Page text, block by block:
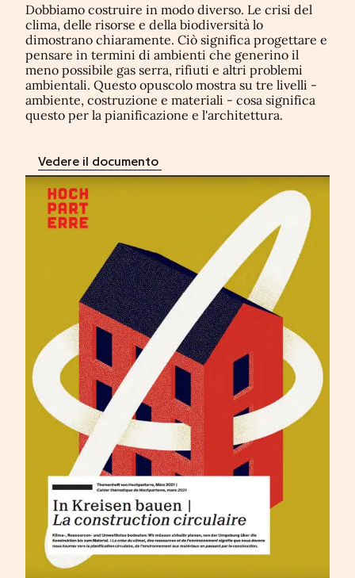
Dobbiamo costruire in modo diverso. Le crisi del
clima, delle risorse e della biodiversità lo
dimostrano chiaramente. Ciò significa progettare e
pensare in termini di ambienti che generino il
meno possibile gas serra, rifiuti e altri problemi
ambientali. Questo opuscolo mostra su tre livelli -
ambiente, costruzione e materiali - cosa significa
questo per la pianificazione e l'architettura.
Vedere il documento